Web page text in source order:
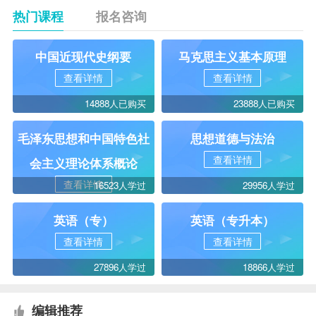
热门课程 报名咨询
中国近现代史纲要
查看详情
14888人已购买
马克思主义基本原理
查看详情
23888人已购买
毛泽东思想和中国特色社
会主义理论体系概论
查看详情16523人学过
思想道德与法治
查看详情
29956人学过
英语（专）
查看详情
27896人学过
英语（专升本）
查看详情
18866人学过
编辑推荐